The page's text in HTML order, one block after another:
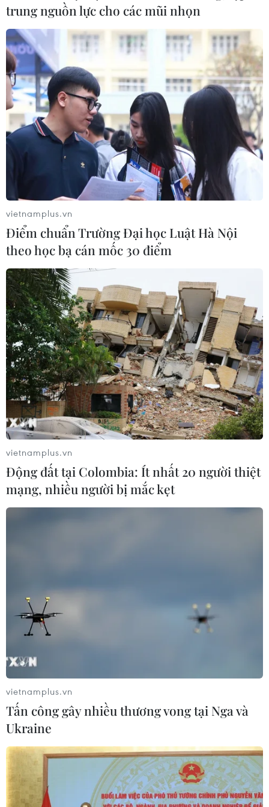
hộ quốc an dân, đồng hành cùng dân tộc.
Triển lãm mỹ thuật 'Niêm hoa' hưởng ứng
Đại lễ Phật Đản năm 2023
Trong tháng Sáu Dương lịch từ ngày 6 đến 23, triển lãm
"Niêm hoa" sẽ đến với Huế trong không gian Lan Viên
Cổ Tích (94-98 Bạch Đằng), với 9 tác giả thuộc nhóm
họa sỹ G39 và 1 nhà thiết kế thời trang.
26/05/2023 04:40
Sáng 26/5, nhân dịp Phật đản, Chủ tịch nước Võ Văn
Thưởng tới thăm, chúc mừng chức sắc, tăng ni Phật tử
chùa Minh Đạo, Thành phố Hồ Chí Minh.
trung nguồn lực cho các mũi nhọn
vietnamplus.vn
Điểm chuẩn Trường Đại học Luật Hà Nội
theo học bạ cán mốc 30 điểm
vietnamplus.vn
Động đất tại Colombia: Ít nhất 20 người thiệt
mạng, nhiều người bị mắc kẹt
vietnamplus.vn
Tấn công gây nhiều thương vong tại Nga và
Ukraine